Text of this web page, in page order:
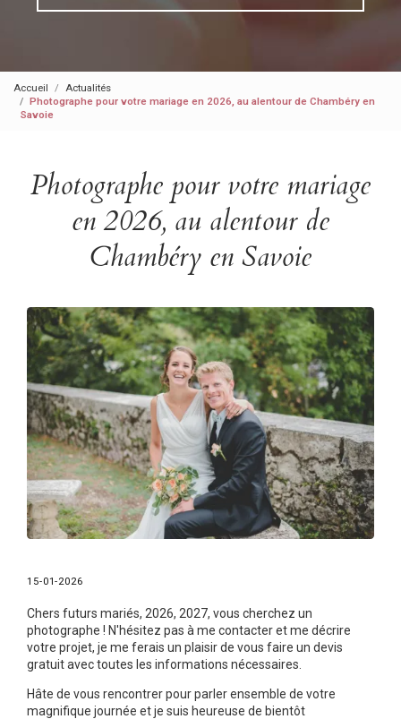
Accueil
Actualités
Photographe pour votre mariage en 2026, au alentour de Chambéry en
Savoie
Photographe pour votre mariage
en 2026, au alentour de
Chambéry en Savoie
15-01-2026
Chers futurs mariés, 2026, 2027, vous cherchez un
photographe ! N'hésitez pas à me contacter et me décrire
votre projet, je me ferais un plaisir de vous faire un devis
gratuit avec toutes les informations nécessaires.
Hâte de vous rencontrer pour parler ensemble de votre
magnifique journée et je suis heureuse de bientôt